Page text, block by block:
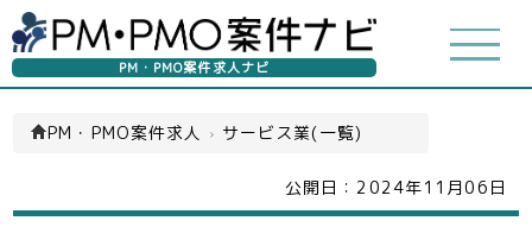
PM・PMO案件求人ナビ
PM・PMO案件求人 › サービス業(一覧)
公開日： 2024年11月06日